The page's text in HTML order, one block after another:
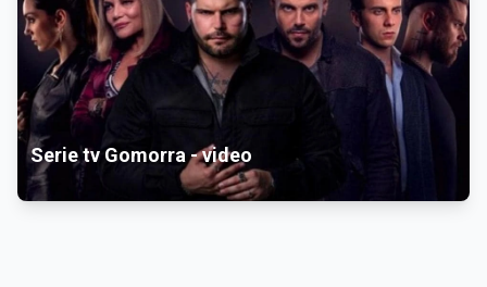
Serie tv Gomorra - video